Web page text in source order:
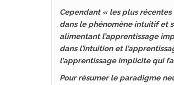
Cependant « les plus
dans le phénomène intuitif et
alimentant l’apprentissage
dans l’intuition et
l’apprentissage implicite qui
Pour résumer le paradigme